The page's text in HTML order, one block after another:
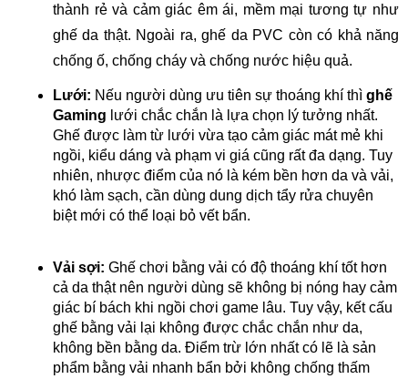
thành rẻ và cảm giác êm ái, mềm mại tương tự như
ghế da thật. Ngoài ra, ghế da PVC còn có khả năng
chống ố, chống cháy và chống nước hiệu quả.
Lưới: Nếu người dùng ưu tiên sự thoáng khí thì ghế
Gaming lưới chắc chắn là lựa chọn lý tưởng nhất.
Ghế được làm từ lưới vừa tạo cảm giác mát mẻ khi
ngồi, kiểu dáng và phạm vi giá cũng rất đa dạng. Tuy
nhiên, nhược điểm của nó là kém bền hơn da và vải,
khó làm sạch, cần dùng dung dịch tẩy rửa chuyên
biệt mới có thể loại bỏ vết bẩn.
Vải sợi: Ghế chơi bằng vải có độ thoáng khí tốt hơn
cả da thật nên người dùng sẽ không bị nóng hay cảm
giác bí bách khi ngồi chơi game lâu. Tuy vậy, kết cấu
ghế bằng vải lại không được chắc chắn như da,
không bền bằng da. Điểm trừ lớn nhất có lẽ là sản
phẩm bằng vải nhanh bẩn bởi không chống thấm